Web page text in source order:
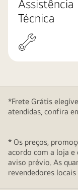
Assistência
Técnica
*Frete Grátis
atendidas, confira
* Os preços,
acordo com a loja e
aviso prévio. As
revendedores